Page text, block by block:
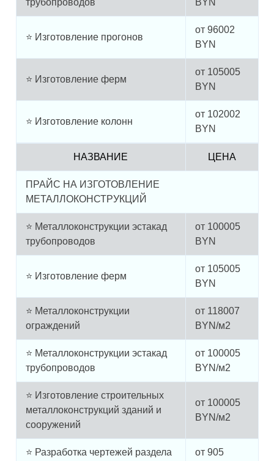
трубопроводов
BYN
⭐ Изготовление прогонов
от 96002
BYN
⭐ Изготовление ферм
от 105005
BYN
⭐ Изготовление колонн
от 102002
BYN
НАЗВАНИЕ ЦЕНА
ПРАЙС НА ИЗГОТОВЛЕНИЕ
МЕТАЛЛОКОНСТРУКЦИЙ
⭐ Металлоконструкции эстакад
трубопроводов
от 100005
BYN
⭐ Изготовление ферм
от 105005
BYN
⭐ Металлоконструкции
ограждений
от 118007
BYN/м2
⭐ Металлоконструкции эстакад
трубопроводов
от 100005
BYN/м2
⭐ Изготовление строительных
металлоконструкций зданий и
сооружений
от 100005
BYN/м2
⭐ Разработка чертежей раздела от 905